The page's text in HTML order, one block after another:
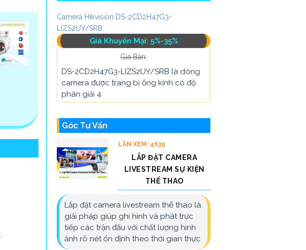
Camera Hikvision DS-2CD2H47G3-
LIZS2UY/SRB
Giá Khuyến Mại: 5%-35%
Giá Bán:
DS-2CD2H47G3-LIZS2UY/SRB là dòng
camera được trang bị ống kính có độ
phân giải 4
Góc Tư Vấn
LẦN XEM: 4639
LẮP ĐẶT CAMERA
LIVESTREAM SỰ KIỆN
THỂ THAO
Lắp đặt camera livestream thể thao là
giải pháp giúp ghi hình và phát trực
tiếp các trận đấu với chất lượng hình
ảnh rõ nét ổn định theo thời gian thực